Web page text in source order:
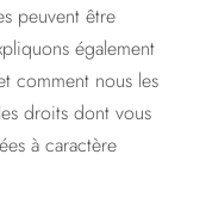
peuvent être
également
comment nous les
droits dont vous
à caractère